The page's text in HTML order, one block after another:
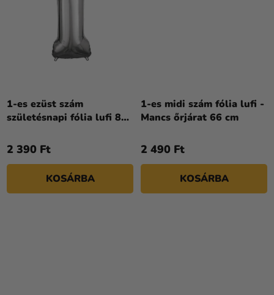
1-es ezüst szám
születésnapi fólia lufi 86
2 390 Ft
KOSÁRBA
1-es midi szám fólia lufi -
Mancs őrjárat 66 cm
2 490 Ft
KOSÁRBA